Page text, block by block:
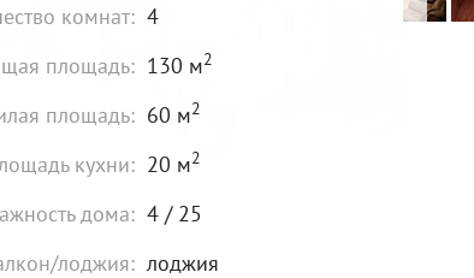
комнат: 4
площадь: 130 м2
площадь: 60 м2
кухни: 20 м2
дома: 4 / 25
лоджия: лоджия